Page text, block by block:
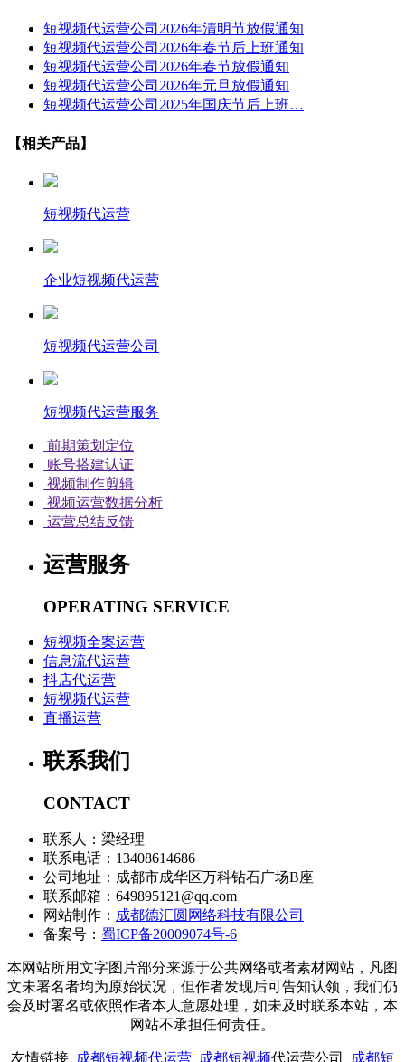
短视频代运营公司2026年清明节放假通知
短视频代运营公司2026年春节后上班通知
短视频代运营公司2026年春节放假通知
短视频代运营公司2026年元旦放假通知
短视频代运营公司2025年国庆节后上班…
【相关产品】
短视频代运营
企业短视频代运营
短视频代运营公司
短视频代运营服务
前期策划定位
账号搭建认证
视频制作剪辑
视频运营数据分析
运营总结反馈
运营服务
OPERATING SERVICE
短视频全案运营
信息流代运营
抖店代运营
短视频代运营
直播运营
联系我们
CONTACT
联系人：梁经理
联系电话：13408614686
公司地址： 成都市成华区万科钻石广场B座
联系邮箱：649895121@qq.com
网站制作： 成都德汇圆网络科技有限公司
备案号 ： 蜀ICP备20009074号-6
本网站所用文字图片部分来源于公共网络或者素材网站，凡图
文未署名者均为原始状况，但作者发现后可告知认领，我们仍
会及时署名或依照作者本人意愿处理，如未及时联系本站，本
网站不承担任何责任。
友情链接 成都短视频代运营 成都短视频代运营公司 成都短